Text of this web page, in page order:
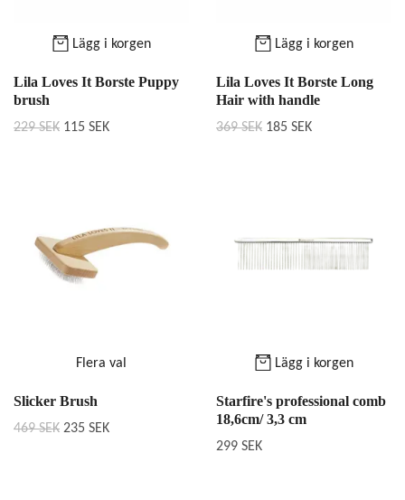
Lägg i korgen
Lila Loves It Borste Puppy
brush
229 SEK 115 SEK
Lägg i korgen
Lila Loves It Borste Long
Hair with handle
369 SEK 185 SEK
Flera val
Slicker Brush
469 SEK 235 SEK
Lägg i korgen
Starfire's professional comb
18,6cm/ 3,3 cm
299 SEK